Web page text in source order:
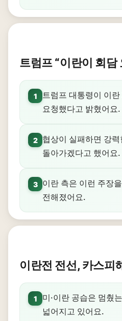
트럼프 “이란이 회담
1
트럼프 대통령이 이
요청했다고 밝혔어요.
2
협상이 실패하면 강
돌아가겠다고 했어요.
3
이란 측은 이런 주장
전해졌어요.
이란전 전선, 카스피
1
미·이란 공습은 멈췄
넓어지고 있어요.